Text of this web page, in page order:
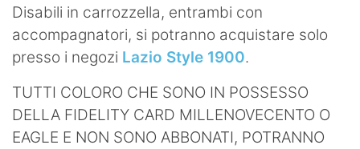
Disabili in carrozzella, entrambi con
accompagnatori, si potranno acquistare solo
presso i negozi Lazio Style 1900.
TUTTI COLORO CHE SONO IN POSSESSO
DELLA FIDELITY CARD MILLENOVECENTO O
EAGLE E NON SONO ABBONATI, POTRANNO